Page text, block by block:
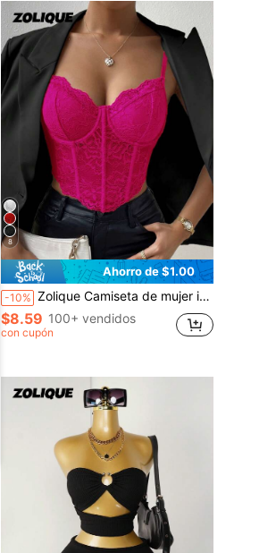
8
Ahorro de $1.00
-10% Zolique Camiseta de mujer informal con encaje, simple y de moda para el uso diario
$8.59 100+ vendidos
con cupón